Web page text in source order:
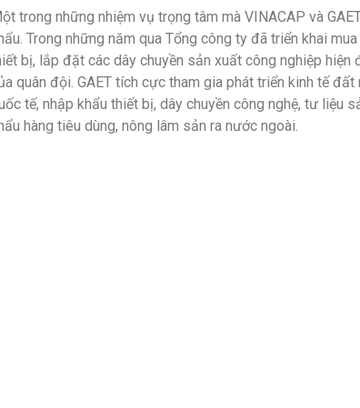
trong những nhiệm vụ trọng tâm mà VINACAP và
Trong những năm qua Tổng công ty đã triển khai
bị, lắp đặt các dây chuyền sản xuất công nghiệp
quân đội. GAET tích cực tham gia phát triển kinh tế
tế, nhập khẩu thiết bị, dây chuyền công nghệ, tư liệu
hàng tiêu dùng, nông lâm sản ra nước ngoài.